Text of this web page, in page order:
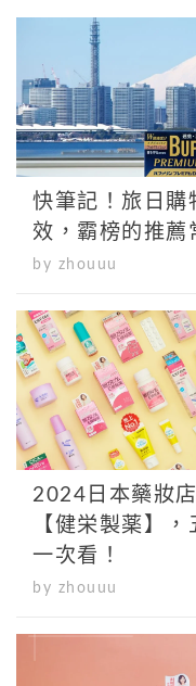
快筆記！旅日購
效，霸榜的推薦
by zhouuu
2024日本藥妝
【健栄製薬】
一次看！
by zhouuu